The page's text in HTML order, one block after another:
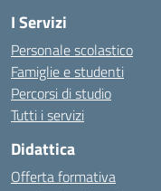
I Servizi
Personale scolastico
Famiglie e studenti
Percorsi di studio
Tutti i servizi
Didattica
Offerta formativa